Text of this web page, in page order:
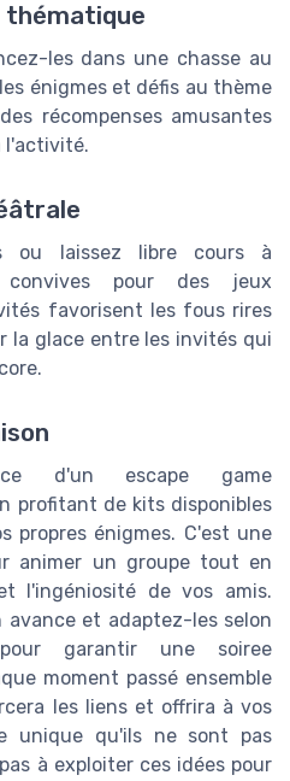
thématique
les dans une chasse au
énigmes et défis au thème
récompenses amusantes
l'activité.
ou laissez libre cours à
pour des jeux
favorisent les fous rires
la glace entre les invités qui
d'un escape game
profitant de kits disponibles
propres énigmes. C'est une
animer un groupe tout en
l'ingéniosité de vos amis.
avance et adaptez-les selon
garantir une soiree
moment passé ensemble
les liens et offrira à vos
unique qu'ils ne sont pas
à exploiter ces idées pour